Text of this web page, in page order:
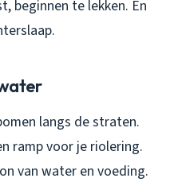
beginnen te lekken. En
langs de straten.
ramp voor je riolering.
van water en voeding.